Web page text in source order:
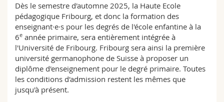
Dès le semestre d'automne 2025, la Haute Ecole
pédagogique Fribourg, et donc la formation des
enseignant·e·s pour les degrés de l'école enfantine à la
6e année primaire, sera entièrement intégrée à
l'Université de Fribourg. Fribourg sera ainsi la première
université germanophone de Suisse à proposer un
diplôme d'enseignement pour le degré primaire. Toutes
les conditions d'admission restent les mêmes que
jusqu'à présent.